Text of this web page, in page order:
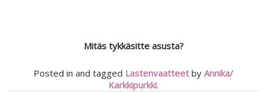
Mitäs tykkäsitte asusta?
Posted in and tagged Lastenvaatteet byAnnika/
Karkkipurkki.